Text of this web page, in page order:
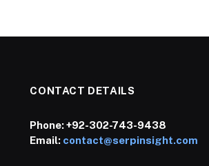
CONTACT DETAILS
Phone:+92-302-743-9438
Email: contact@serpinsight.com